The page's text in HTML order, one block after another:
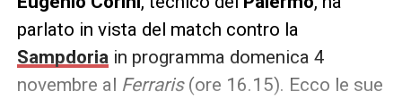
parlato in vista del match contro la
Sampdoriain programma domenica 4
novembre al Ferraris(ore 16.15). Ecco le sue